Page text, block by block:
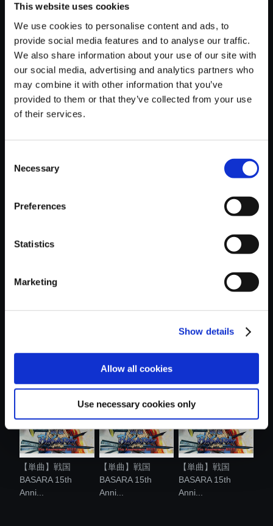
This website uses cookies
We use cookies to personalise content and ads, to
provide social media features and to analyse our traffic.
We also share information about your use of our site with
our social media, advertising and analytics partners who
may combine it with other information that you’ve
provided to them or that they’ve collected from your use
of their services.
Selection
Necessary
Preferences
Statistics
Marketing
Show details
Allow all cookies
Use necessary cookies only
【単曲】戦国BASARA 15th An
niversary BEST 猿飛佐助のテ
ーマ
【単曲】戦国
【単曲】戦国
BASARA 15th
Anni...
【単曲】戦国
BASARA 15th
Anni...
【単曲】戦国
BASARA 15th
Anni...